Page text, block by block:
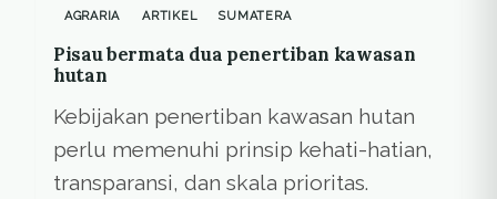
AGRARIA ARTIKEL SUMATERA
Pisau bermata dua penertiban kawasan
hutan
Kebijakan penertiban kawasan hutan
perlu memenuhi prinsip kehati-hatian,
transparansi, dan skala prioritas.